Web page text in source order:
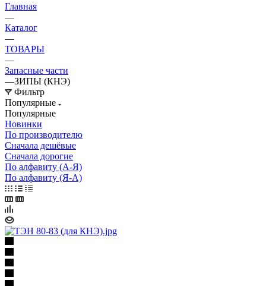
Главная
—
Каталог
—
ТОВАРЫ
—
Запасные части
—ЗИПЫ (КНЭ)
Фильтр
Популярные
Популярные
Новинки
По производителю
Сначала дешёвые
Сначала дорогие
По алфавиту (А-Я)
По алфавиту (Я-А)